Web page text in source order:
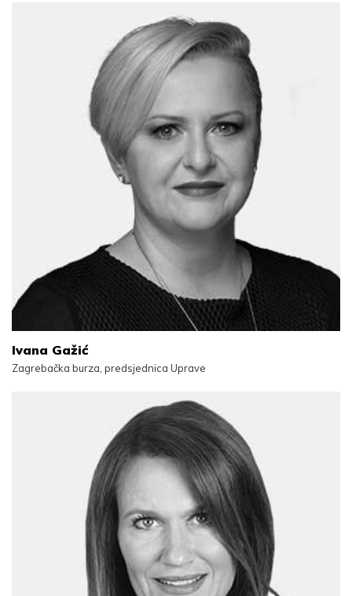
Ivana Gažić
Zagrebačka burza, predsjednica Uprave